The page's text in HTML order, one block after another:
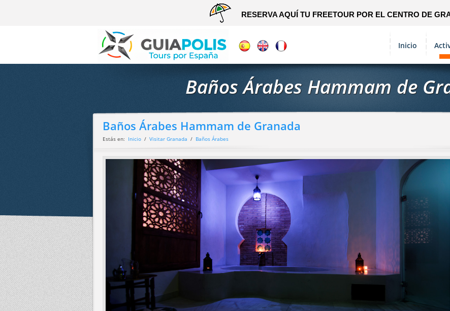
RESERVA AQUÍ TU FREETOUR POR EL CENTRO DE
Inicio
Baños Árabes Hammam de
Baños Árabes Hammam de Granada
Estás en: Inicio / Visitar Granada / Baños Árabes